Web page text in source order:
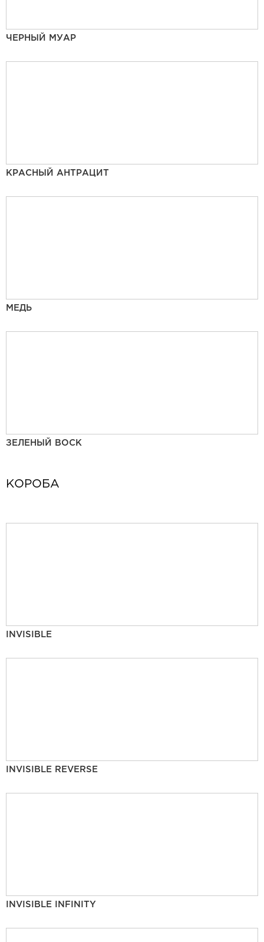
ЧЕРНЫЙ МУАР
КРАСНЫЙ АНТРАЦИТ
МЕДЬ
ЗЕЛЕНЫЙ ВОСК
КОРОБА
INVISIBLE
INVISIBLE REVERSE
INVISIBLE INFINITY